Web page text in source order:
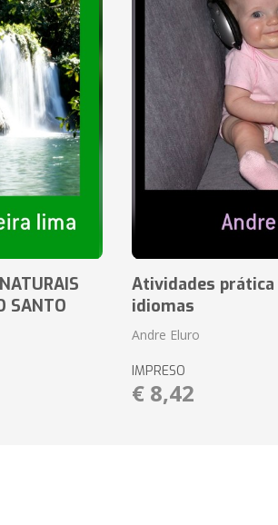
SANTO
Atividades
idiomas
Andre Eluro
IMPRESO
€ 8,42